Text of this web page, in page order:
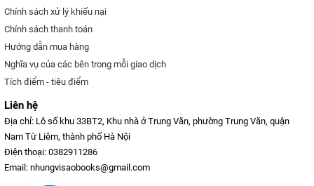
Chính sách xử lý khiếu nại
Chính sách thanh toán
Hướng dẫn mua hàng
Nghĩa vụ của các bên trong mỗi giao dịch
Tích điểm - tiêu điểm
Liên hệ
Địa chỉ: Lô số khu 33BT2, Khu nhà ở Trung Văn, phường Trung Văn, quận
Nam Từ Liêm, thành phố Hà Nội
Điện thoại: 0382911286
Email: nhungvisaobooks@gmail.com